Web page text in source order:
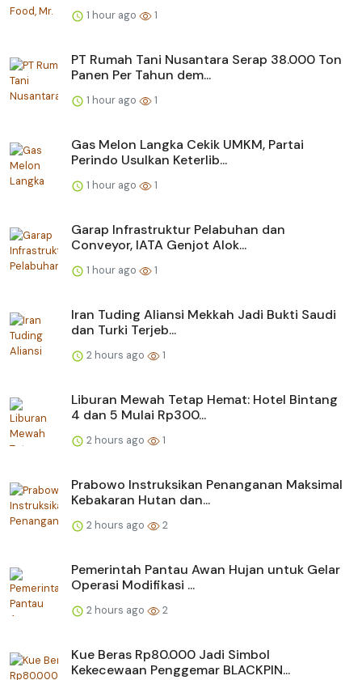
1 hour ago 1
PT Rumah Tani Nusantara Serap 38.000 Ton
Panen Per Tahun dem...
1 hour ago 1
Gas Melon Langka Cekik UMKM, Partai
Perindo Usulkan Keterlib...
1 hour ago 1
Garap Infrastruktur Pelabuhan dan
Conveyor, IATA Genjot Alok...
1 hour ago 1
Iran Tuding Aliansi Mekkah Jadi Bukti Saudi
dan Turki Terjeb...
2 hours ago 1
Liburan Mewah Tetap Hemat: Hotel Bintang
4 dan 5 Mulai Rp300...
2 hours ago 1
Prabowo Instruksikan Penanganan Maksimal
Kebakaran Hutan dan...
2 hours ago 2
Pemerintah Pantau Awan Hujan untuk Gelar
Operasi Modifikasi ...
2 hours ago 2
Kue Beras Rp80.000 Jadi Simbol
Kekecewaan Penggemar BLACKPIN...